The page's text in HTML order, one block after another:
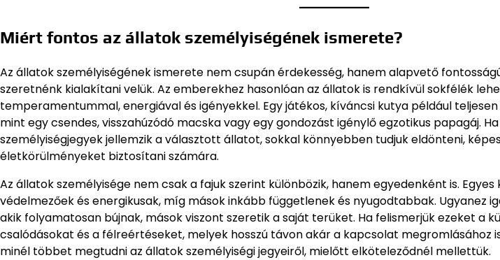
Miért fontos az állatok személyiségének ismerete?
Az állatok személyiségének ismerete nem csupán érdekesség, hanem alapvető
szeretnénk kialakítani velük. Az emberekhez hasonlóan az állatok is rendkívül sokfélék
temperamentummal, energiával és igényekkel. Egy játékos, kíváncsi kutya például
mint egy csendes, visszahúzódó macska vagy egy gondozást igénylő egzotikus papagáj.
személyiségjegyek jellemzik a választott állatot, sokkal könnyebben tudjuk eldönteni,
életkörülményeket biztosítani számára.
Az állatok személyisége nem csak a fajuk szerint különbözik, hanem egyedenként is.
védelmezőek és energikusak, míg mások inkább függetlenek és nyugodtabbak. Ugyanez
akik folyamatosan bújnak, mások viszont szeretik a saját terüket. Ha felismerjük ezeket a
csalódásokat és a félreértéseket, melyek hosszú távon akár a kapcsolat megromlásához
minél többet megtudni az állatok személyiségi jegyeiről, mielőtt elköteleződnél mellettük.